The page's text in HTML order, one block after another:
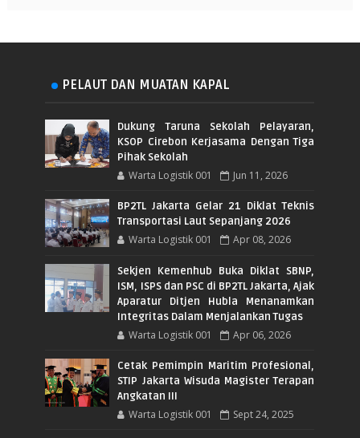
PELAUT DAN MUATAN KAPAL
Dukung Taruna Sekolah Pelayaran,
KSOP Cirebon Kerjasama Dengan Tiga
Pihak Sekolah
Warta Logistik 001 Jun 11, 2026
BP2TL Jakarta Gelar 21 Diklat Teknis
Transportasi Laut Sepanjang 2026
Warta Logistik 001 Apr 08, 2026
Sekjen Kemenhub Buka Diklat SBNP,
ISM, ISPS dan PSC di BP2TL Jakarta, Ajak
Aparatur Ditjen Hubla Menanamkan
Integritas Dalam Menjalankan Tugas
Warta Logistik 001 Apr 06, 2026
Cetak Pemimpin Maritim Profesional,
STIP Jakarta Wisuda Magister Terapan
Angkatan III
Warta Logistik 001 Sept 24, 2025